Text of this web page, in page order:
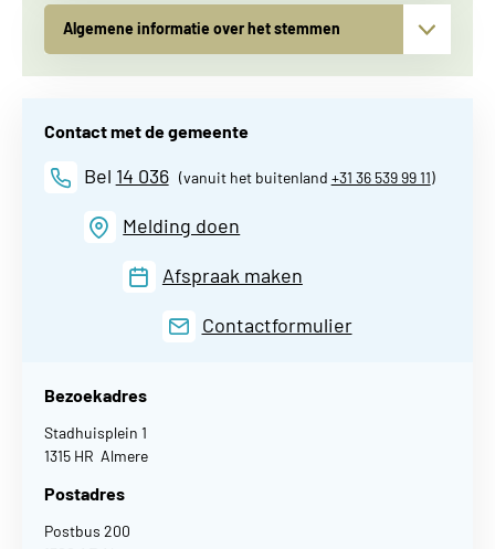
Algemene informatie over het stemmen
Contact met de gemeente
Bel 14 036(vanuit het buitenland +31 36 539 99 11)
Melding doen
Afspraak maken
Contactformulier
Bezoekadres
Stadhuisplein 1
1315 HR Almere
Postadres
Postbus 200